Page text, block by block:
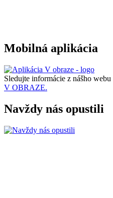
Mobilná aplikácia
Sledujte informácie z nášho webu
V OBRAZE.
Navždy nás opustili